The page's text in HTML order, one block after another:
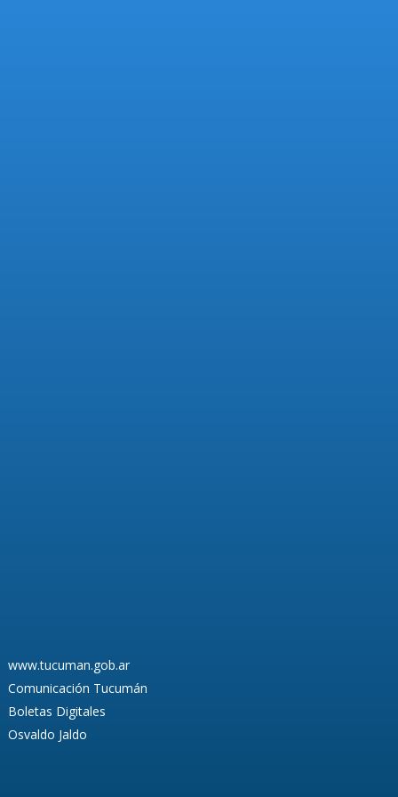
www.tucuman.gob.ar
Comunicación Tucumán
Boletas Digitales
Osvaldo Jaldo